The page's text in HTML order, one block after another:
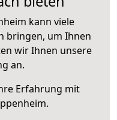
kann viele
bringen, um Ihnen
wir Ihnen unsere
an.
Erfahrung mit
.